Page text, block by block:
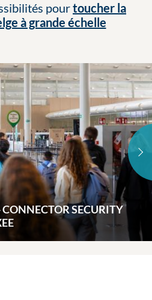
pourtoucher la
à grande échelle
CONNECTOR SECURITY